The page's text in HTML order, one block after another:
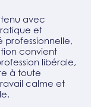
avec
et
convient
libérale,
à toute
calme et